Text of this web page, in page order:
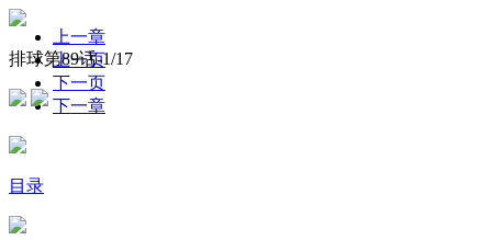
排球第89话-1/17
上一章
上一页
下一页
下一章
目录